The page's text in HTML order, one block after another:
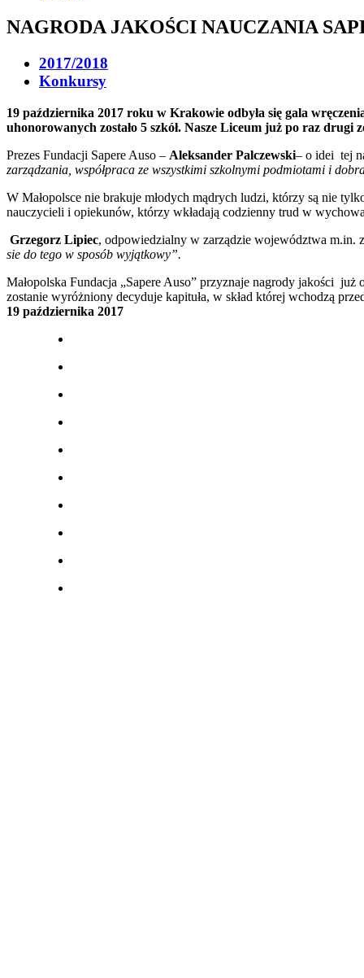
NAGRODA JAKOŚCI NAUCZANIA
2017/2018
Konkursy
19 października 2017 roku w Krakowie odbyła się gala
uhonorowanych zostało 5 szkół. Nasze Liceum już po raz drugi
Prezes Fundacji Sapere Auso – Aleksander Palczewski– o idei tej
zarządzania, współpraca ze wszystkimi szkolnymi podmiotami i
W Małopolsce nie brakuje młodych mądrych ludzi, którzy są nie
nauczycieli i opiekunów, którzy wkładają codzienny trud w
Grzegorz Lipiec, odpowiedzialny w zarządzie województwa m.in.
sie do tego w sposób wyjątkowy”.
Małopolska Fundacja „Sapere Auso” przyznaje nagrody jakości
zostanie wyróżniony decyduje kapituła, w skład której wchodzą
19 października 2017